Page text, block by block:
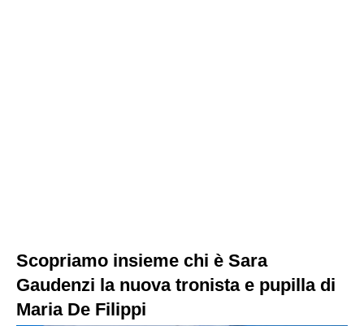
Scopriamo insieme chi è Sara
Gaudenzi la nuova tronista e pupilla di
Maria De Filippi